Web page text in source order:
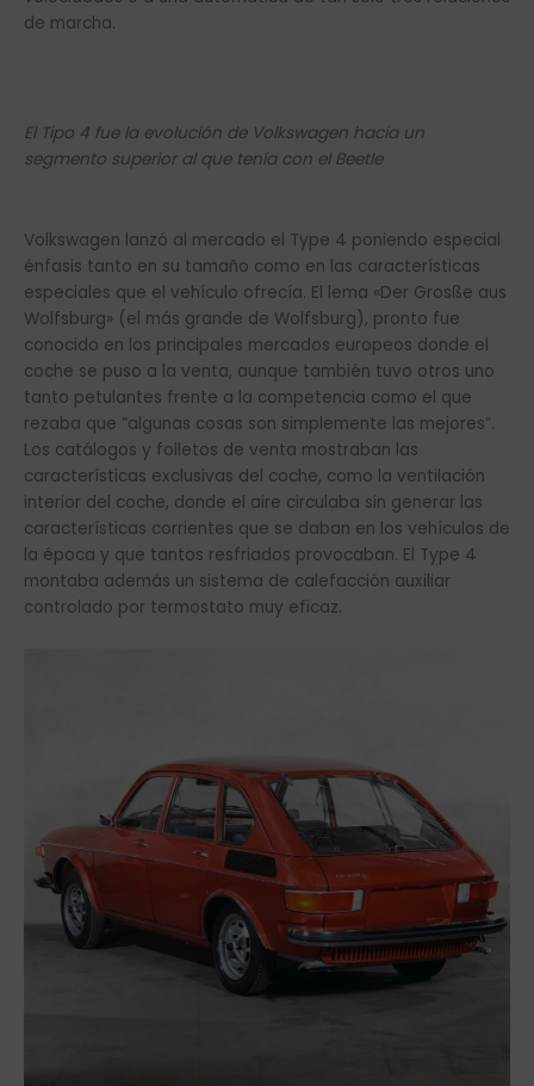
de marcha.
El Tipo 4 fue la evolución de Volkswagen hacia un
segmento superior al que tenía con el Beetle
Volkswagen lanzó al mercado el Type 4 poniendo especial
énfasis tanto en su tamaño como en las características
especiales que el vehículo ofrecía. El lema «Der Grosße aus
Wolfsburg» (el más grande de Wolfsburg), pronto fue
conocido en los principales mercados europeos donde el
coche se puso a la venta, aunque también tuvo otros uno
tanto petulantes frente a la competencia como el que
rezaba que “algunas cosas son simplemente las mejores”.
Los catálogos y folletos de venta mostraban las
características exclusivas del coche, como la ventilación
interior del coche, donde el aire circulaba sin generar las
características corrientes que se daban en los vehículos de
la época y que tantos resfriados provocaban. El Type 4
montaba además un sistema de calefacción auxiliar
controlado por termostato muy eficaz.